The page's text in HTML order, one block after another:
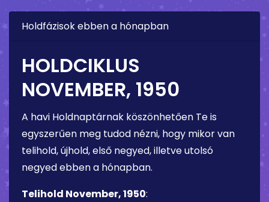
Holdfázisok ebben a hónapban
HOLDCIKLUS
NOVEMBER, 1950
A havi Holdnaptárnak köszönhetően Te is
egyszerűen meg tudod nézni, hogy mikor van
telihold, újhold, első negyed, illetve utolsó
negyed ebben a hónapban.
Telihold November, 1950: